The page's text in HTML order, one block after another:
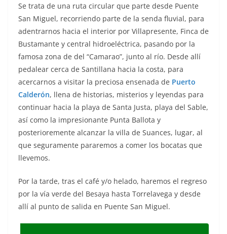
Se trata de una ruta circular que parte desde Puente
San Miguel, recorriendo parte de la senda fluvial, para
adentrarnos hacia el interior por Villapresente, Finca de
Bustamante y central hidroeléctrica, pasando por la
famosa zona de del “Camarao”, junto al río. Desde allí
pedalear cerca de Santillana hacia la costa, para
acercarnos a visitar la preciosa ensenada de Puerto
Calderón, llena de historias, misterios y leyendas para
continuar hacia la playa de Santa Justa, playa del Sable,
así como la impresionante Punta Ballota y
posterioremente alcanzar la villa de Suances, lugar, al
que seguramente pararemos a comer los bocatas que
llevemos.
Por la tarde, tras el café y/o helado, haremos el regreso
por la vía verde del Besaya hasta Torrelavega y desde
allí al punto de salida en Puente San Miguel.